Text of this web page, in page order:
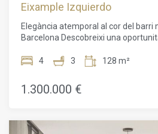
Eixample Izquierdo
Elegància atemporal al cor del barri
Barcelona Descobreixi una oportunitat excepcional per
Augusta, una de les adreces més
contemporani, aquest magnífic
ofereix un estil de vida
aquesta distingida llar el situa al
4 3 128 m²
1.300.000 €